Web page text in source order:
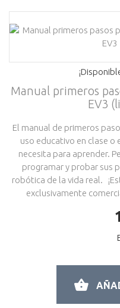
Manual primeros
EV3
El manual de primeros
uso educativo en clase o
necesita para aprender.
programar y probar sus
robótica de la vida real.
exclusivamente